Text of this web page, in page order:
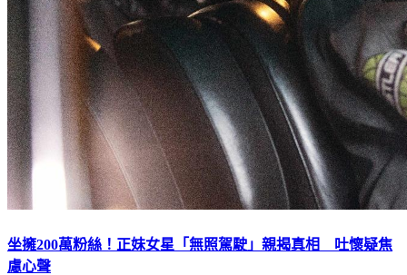
坐擁200萬粉絲！正妹女星「無照駕駛」親揭真相 吐懷疑焦